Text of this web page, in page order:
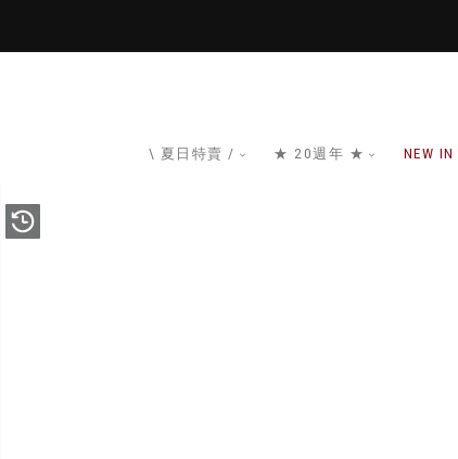
\ 夏日特賣 / ★ 20週年 ★ NEW IN